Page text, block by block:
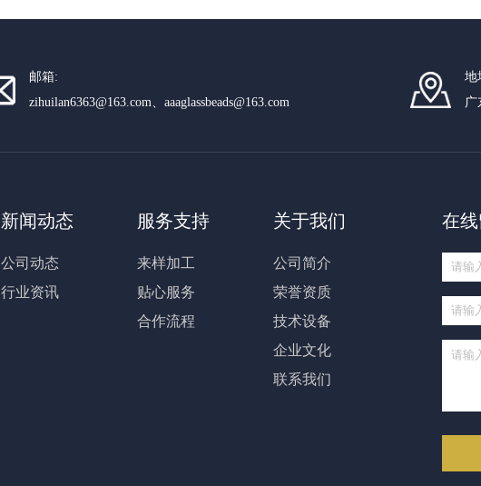
邮箱:
zihuilan6363@163.com、aaaglassbeads@163.com
地
广
新闻动态
公司动态
行业资讯
服务支持
来样加工
贴心服务
合作流程
关于我们
公司简介
荣誉资质
技术设备
企业文化
联系我们
在